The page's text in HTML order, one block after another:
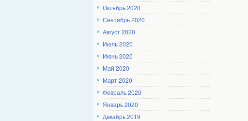
Октябрь 2020
Сентябрь 2020
Август 2020
Июль 2020
Июнь 2020
Май 2020
Март 2020
Февраль 2020
Январь 2020
Декабрь 2019